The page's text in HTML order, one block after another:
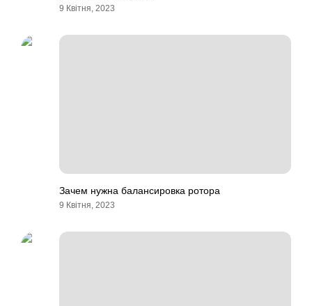
9 Квітня, 2023
Зачем нужна балансировка ротора
9 Квітня, 2023